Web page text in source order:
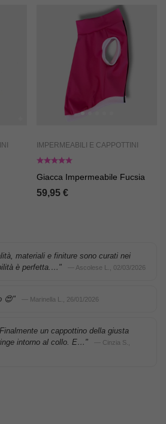
IMPERMEABILI E CAPPOTTINI
Giacca Impermeabile Fucsia
59,95 €
materiali e finiture sono curati nei
è perfetta.…"
— Ascolese L., 02/03/2026
😍" — Marinella L., 26/01/2026
un cappottino della giusta
intorno al collo. E…"
— Cinzia S.,